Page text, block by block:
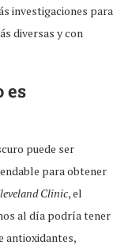
investigaciones para
diversas y con
es
puede ser
para obtener
Clinic, el
al día podría tener
antioxidantes,